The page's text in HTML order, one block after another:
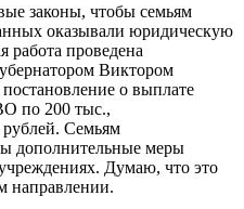
законы, чтобы семьям
оказывали юридическую
проведена
Виктором
о выплате
по 200 тыс.,
Семьям
дополнительные меры
Думаю, что это
направлении.